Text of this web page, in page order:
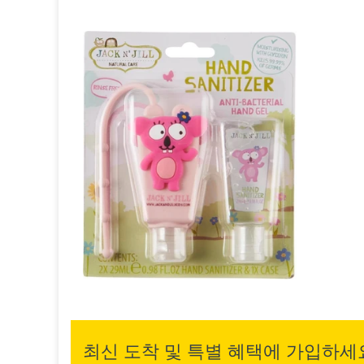
최신 도착 및 특별 혜택에 가입하세